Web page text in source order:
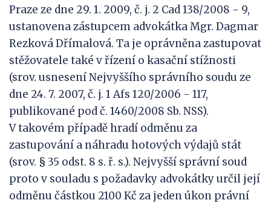
Praze ze dne 29. 1. 2009, č. j. 2 Cad 138/2008 - 9,
ustanovena zástupcem advokátka Mgr. Dagmar
Rezková Dřímalová. Ta je oprávněna zastupovat
stěžovatele také v řízení o kasační stížnosti
(srov. usnesení Nejvyššího správního soudu ze
dne 24. 7. 2007, č. j. 1 Afs 120/2006 - 117,
publikované pod č. 1460/2008 Sb. NSS).
V takovém případě hradí odměnu za
zastupování a náhradu hotových výdajů stát
(srov. § 35 odst. 8 s. ř. s.). Nejvyšší správní soud
proto v souladu s požadavky advokátky určil její
odměnu částkou 2100 Kč za jeden úkon právní